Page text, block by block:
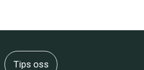
Tips oss